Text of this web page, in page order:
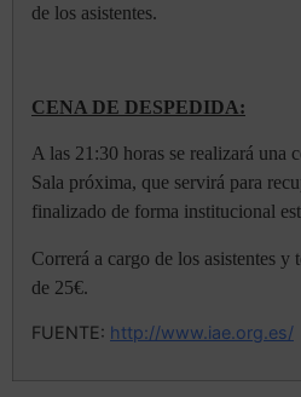
de los asistentes.
CENA DE DESPEDIDA:
A las 21:30 horas se realizará una
Sala próxima, que servirá para
finalizado de forma institucional
Correrá a cargo de los asistentes y
de 25€.
FUENTE: http://www.iae.org.es/